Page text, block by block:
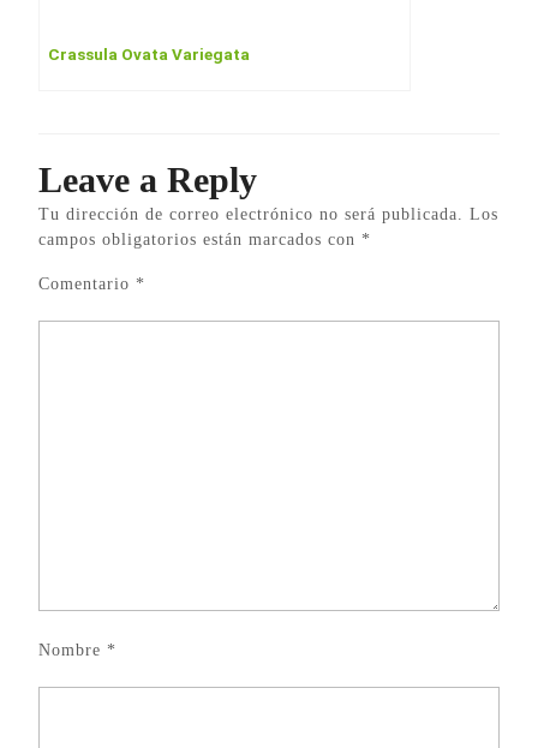
Crassula Ovata Variegata
Leave a Reply
Tu dirección de correo electrónico no será publicada. Los
campos obligatorios están marcados con *
Comentario *
Nombre *